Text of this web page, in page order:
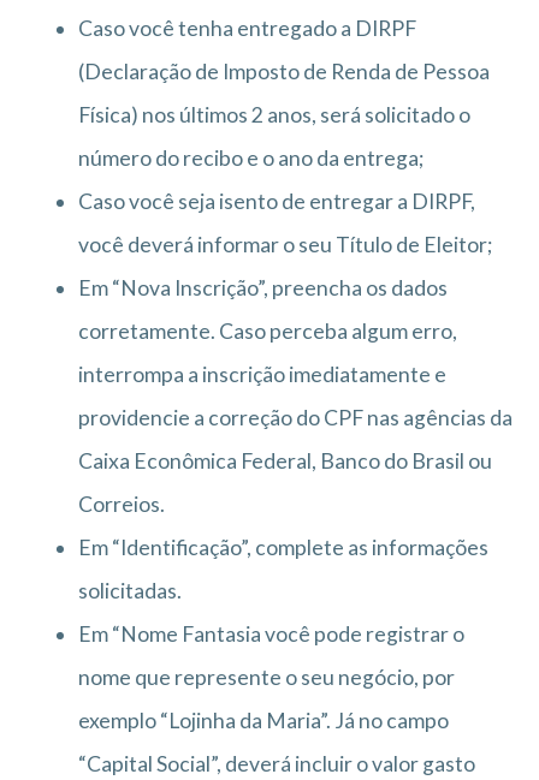
Caso você tenha entregado a DIRPF
(Declaração de Imposto de Renda de Pessoa
Física) nos últimos 2 anos, será solicitado o
número do recibo e o ano da entrega;
Caso você seja isento de entregar a DIRPF,
você deverá informar o seu Título de Eleitor;
Em “Nova Inscrição”, preencha os dados
corretamente. Caso perceba algum erro,
interrompa a inscrição imediatamente e
providencie a correção do CPF nas agências da
Caixa Econômica Federal, Banco do Brasil ou
Correios.
Em “Identificação”, complete as informações
solicitadas.
Em “Nome Fantasia você pode registrar o
nome que represente o seu negócio, por
exemplo “Lojinha da Maria”. Já no campo
“Capital Social”, deverá incluir o valor gasto